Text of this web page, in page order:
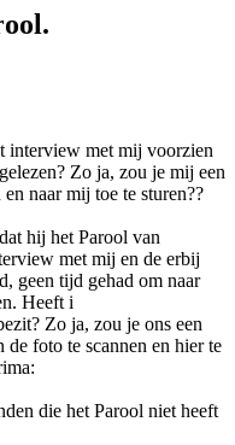
interview met mij voorzien
Zo ja, zou je mij een
naar mij toe te sturen??
hij het Parool van
met mij en de erbij
geen tijd gehad om naar
Heeft i
Zo ja, zou je ons een
foto te scannen en hier te
die het Parool niet heeft